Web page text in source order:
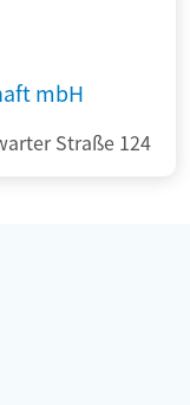
mbH
Straße 124